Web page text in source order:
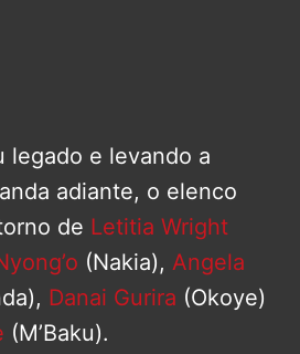
legado e levando a
adiante, o elenco
de Letitia Wright
(Nakia), Angela
Danai Gurira (Okoye)
(M’Baku).